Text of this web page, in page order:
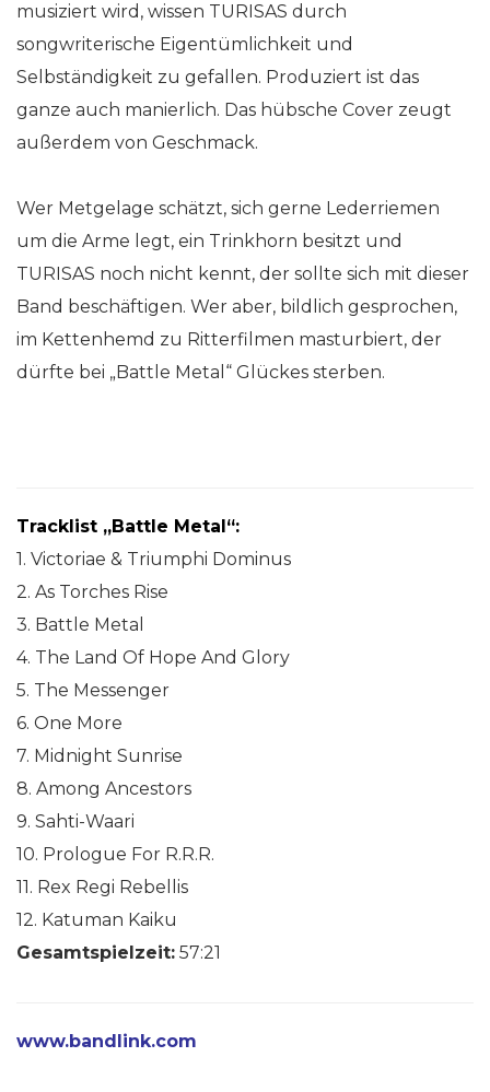
musiziert wird, wissen TURISAS durch
songwriterische Eigentümlichkeit und
Selbständigkeit zu gefallen. Produziert ist das
ganze auch manierlich. Das hübsche Cover zeugt
außerdem von Geschmack.
Wer Metgelage schätzt, sich gerne Lederriemen
um die Arme legt, ein Trinkhorn besitzt und
TURISAS noch nicht kennt, der sollte sich mit dieser
Band beschäftigen. Wer aber, bildlich gesprochen,
im Kettenhemd zu Ritterfilmen masturbiert, der
dürfte bei „Battle Metal“ Glückes sterben.
Tracklist „Battle Metal“:
1. Victoriae & Triumphi Dominus
2. As Torches Rise
3. Battle Metal
4. The Land Of Hope And Glory
5. The Messenger
6. One More
7. Midnight Sunrise
8. Among Ancestors
9. Sahti-Waari
10. Prologue For R.R.R.
11. Rex Regi Rebellis
12. Katuman Kaiku
Gesamtspielzeit: 57:21
www.bandlink.com